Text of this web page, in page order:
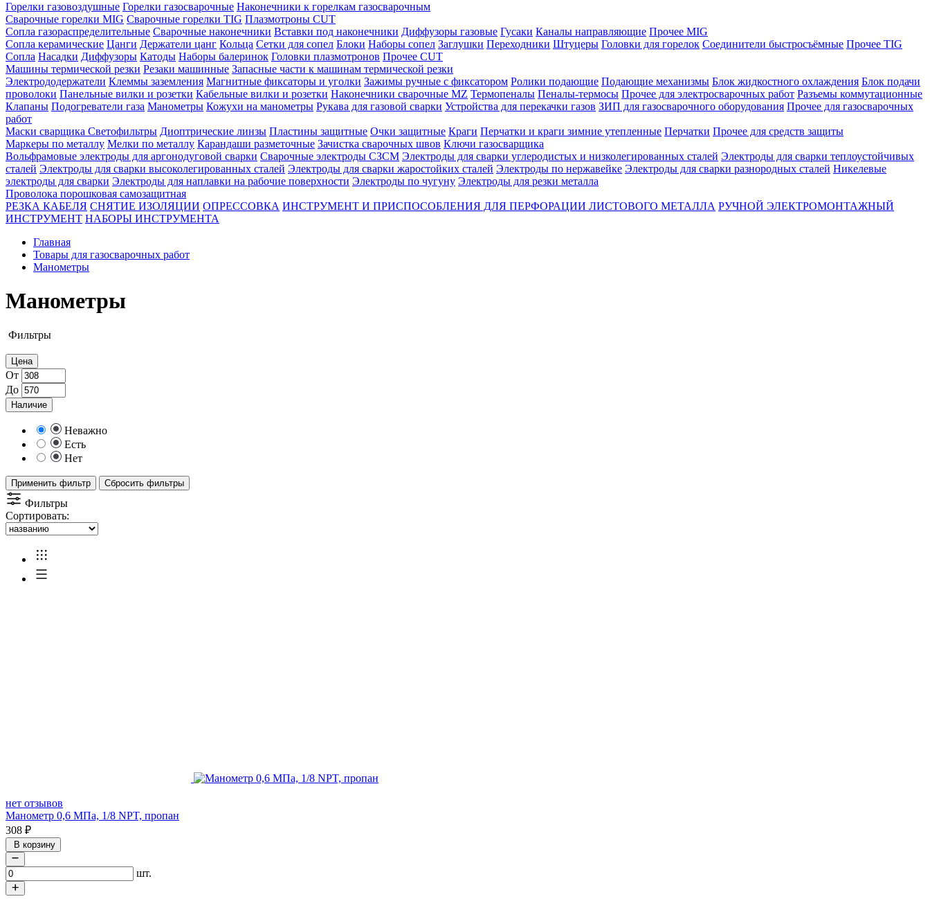
Горелки газовоздушные Горелки газосварочные Наконечники к горелкам газосварочным
Сварочные горелки MIG Сварочные горелки TIG Плазмотроны CUT
Сопла газораспределительные Сварочные наконечники Вставки под наконечники Диффузоры газовые Гусаки Каналы направляющие Прочее MIG
Сопла керамические Цанги Держатели цанг Кольца Сетки для сопел Блоки Наборы сопел Заглушки Переходники Штуцеры Головки для горелок Соединители быстросъёмные Прочее TIG
Сопла Насадки Диффузоры Катоды Наборы балеринок Головки плазмотронов Прочее CUT
Машины термической резки Резаки машинные Запасные части к машинам термической резки
Электрододержатели Клеммы заземления Магнитные фиксаторы и уголки Зажимы ручные с фиксатором Ролики подающие Подающие механизмы Блок жидкостного охлаждения Блок подачи
проволоки Панельные вилки и розетки Кабельные вилки и розетки Наконечники сварочные MZ Термопеналы Пеналы-термосы Прочее для электросварочных работ Разъемы коммутационные
Клапаны Подогреватели газа Манометры Кожухи на манометры Рукава для газовой сварки Устройства для перекачки газов ЗИП для газосварочного оборудования Прочее для газосварочных
работ
Маски сварщика Светофильтры Диоптрические линзы Пластины защитные Очки защитные Краги Перчатки и краги зимние утепленные Перчатки Прочее для средств защиты
Маркеры по металлу Мелки по металлу Карандаши разметочные Зачистка сварочных швов Ключи газосварщика
Вольфрамовые электроды для аргонодуговой сварки Сварочные электроды СЗСМ Электроды для сварки углеродистых и низколегированных сталей Электроды для сварки теплоустойчивых
сталей Электроды для сварки высоколегированных сталей Электроды для сварки жаростойких сталей Электроды по нержавейке Электроды для сварки разнородных сталей Никелевые
электроды для сварки Электроды для наплавки на рабочие поверхности Электроды по чугуну Электроды для резки металла
Проволока порошковая самозащитная
РЕЗКА КАБЕЛЯ СНЯТИЕ ИЗОЛЯЦИИ ОПРЕССОВКА ИНСТРУМЕНТ И ПРИСПОСОБЛЕНИЯ ДЛЯ ПЕРФОРАЦИИ ЛИСТОВОГО МЕТАЛЛА РУЧНОЙ ЭЛЕКТРОМОНТАЖНЫЙ
ИНСТРУМЕНТ НАБОРЫ ИНСТРУМЕНТА
Главная
Товары для газосварочных работ
Манометры
Манометры
Фильтры
Цена
От
До
Наличие
Неважно
Есть
Нет
Применить фильтр Сбросить фильтры
Фильтры
Сортировать:
нет отзывов
Манометр 0,6 МПа, 1/8 NPT, пропан
308 ₽
В корзину
шт.